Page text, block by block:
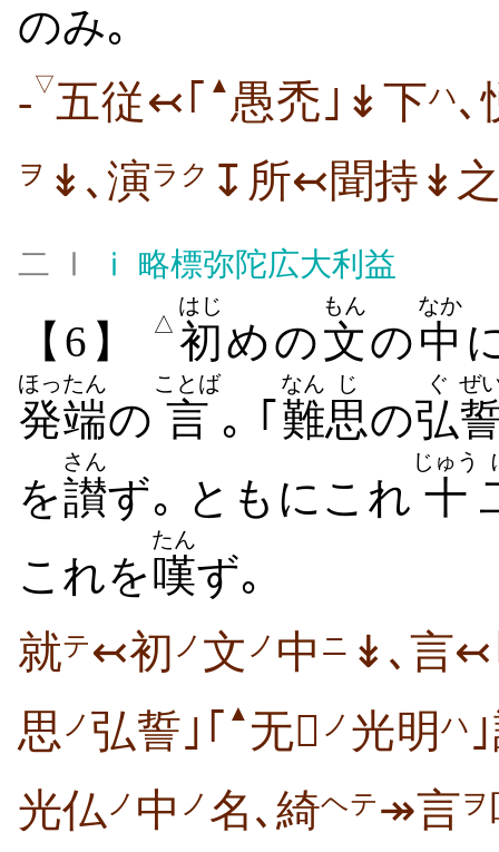
のみ｡
-▽五従↢｢ ▲ 愚禿｣↡下ハ､
ヲ ↡､演ラク ↧所↢聞持↡
二 Ⅰ ⅰ 略標弥陀広大利益
【6】 △ 初
はじ
めの文
もん
の中
なか
発端
ほったん
の 言
ことば
｡ ｢ 難
なん
思
じ
の弘
ぐ ぜ
を讃
さん
ず｡ ともにこれ 十
じゅう
これを嘆
たん
ず｡
就テ↢初 ノ 文 ノ 中 ニ ↡､言↢
思 ノ 弘誓｣｢ ▲ 无 ノ 光明 ハ
光仏 ノ 中 ノ 名､綺ヘテ↠言ヲ